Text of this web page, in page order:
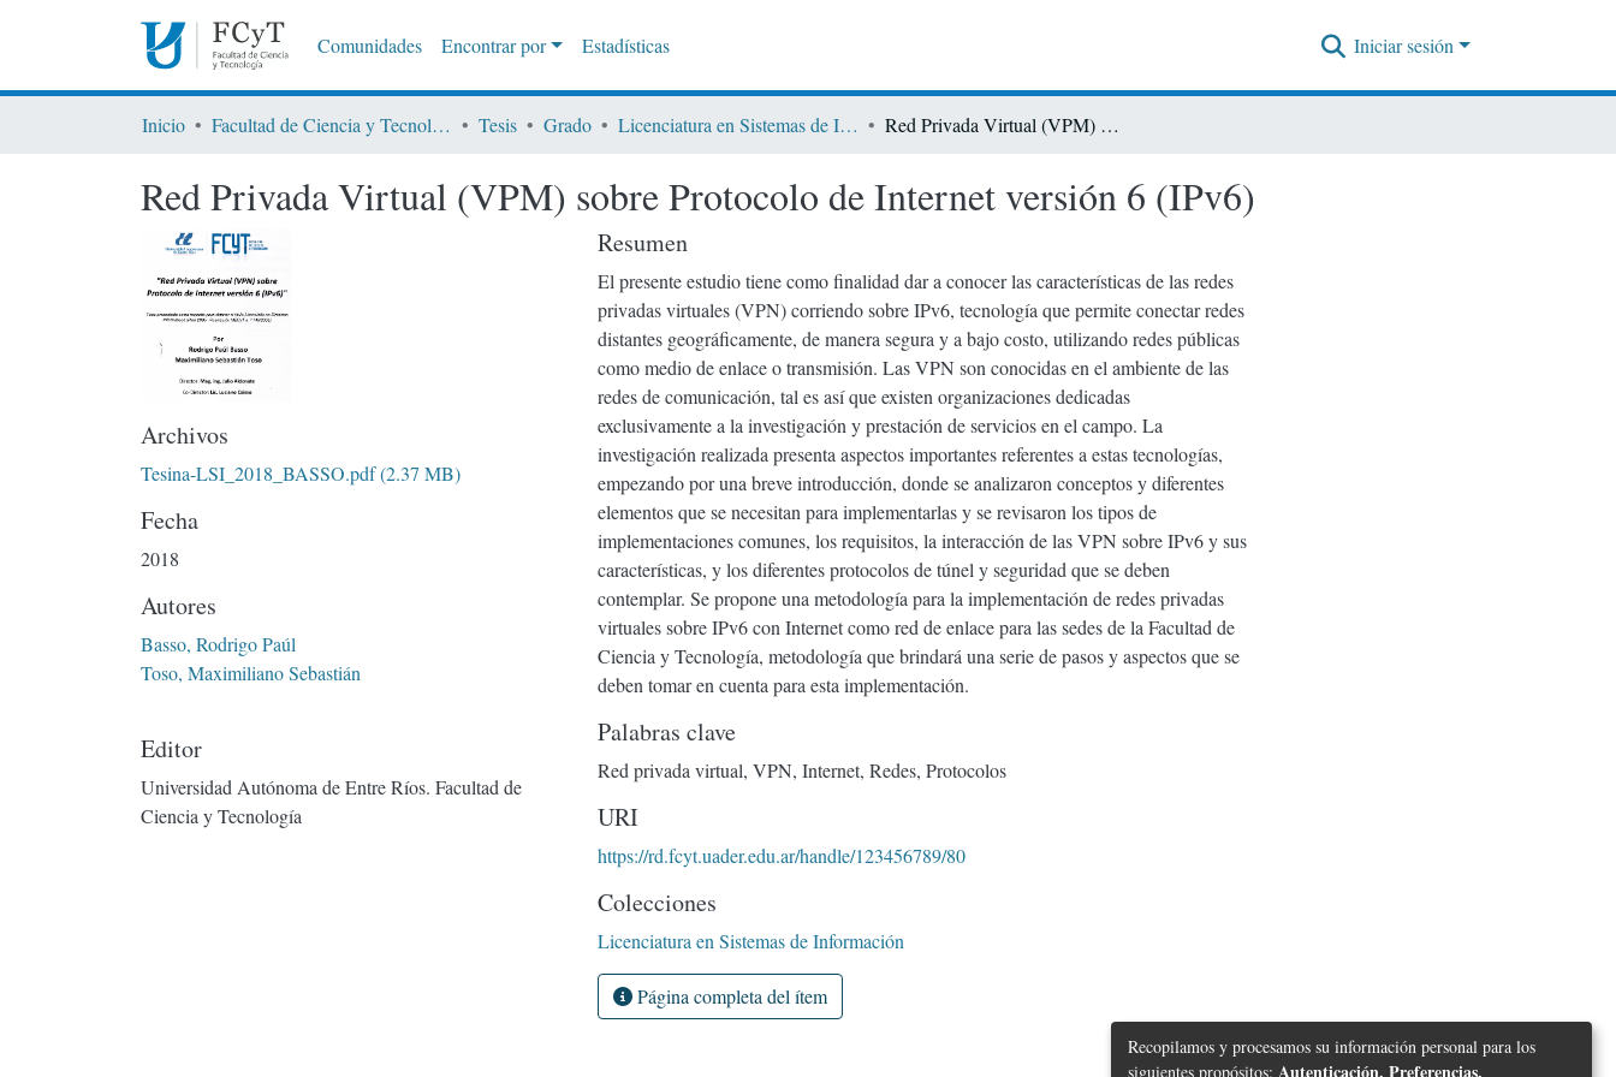
Comunidades Encontrar por Estadísticas Iniciar sesión
Inicio Facultad de Ciencia y Tecnología Tesis Grado Licenciatura en Sistemas de Información Red Privada Virtual (VPM) sobre Protocolo de Internet versión 6 (IPv6)
Red Privada Virtual (VPM) sobre Protocolo de Internet versión 6 (IPv6)
Archivos
Tesina-LSI_2018_BASSO.pdf(2.37 MB)
Fecha
2018
Autores
Basso, Rodrigo Paúl
Toso, Maximiliano Sebastián
Editor
Universidad Autónoma de Entre Ríos. Facultad de
Ciencia y Tecnología
Resumen
El presente estudio tiene como finalidad dar a conocer las características de las redes
privadas virtuales (VPN) corriendo sobre IPv6, tecnología que permite conectar redes
distantes geográficamente, de manera segura y a bajo costo, utilizando redes públicas
como medio de enlace o transmisión. Las VPN son conocidas en el ambiente de las
redes de comunicación, tal es así que existen organizaciones dedicadas
exclusivamente a la investigación y prestación de servicios en el campo. La
investigación realizada presenta aspectos importantes referentes a estas tecnologías,
empezando por una breve introducción, donde se analizaron conceptos y diferentes
elementos que se necesitan para implementarlas y se revisaron los tipos de
implementaciones comunes, los requisitos, la interacción de las VPN sobre IPv6 y sus
características, y los diferentes protocolos de túnel y seguridad que se deben
contemplar. Se propone una metodología para la implementación de redes privadas
virtuales sobre IPv6 con Internet como red de enlace para las sedes de la Facultad de
Ciencia y Tecnología, metodología que brindará una serie de pasos y aspectos que se
deben tomar en cuenta para esta implementación.
Palabras clave
Red privada virtual, VPN, Internet, Redes, Protocolos
URI
https://rd.fcyt.uader.edu.ar/handle/123456789/80
Colecciones
Licenciatura en Sistemas de Información
Página completa del ítem
Recopilamos y procesamos su información personal para los
siguientes propósitos: Autenticación, Preferencias,